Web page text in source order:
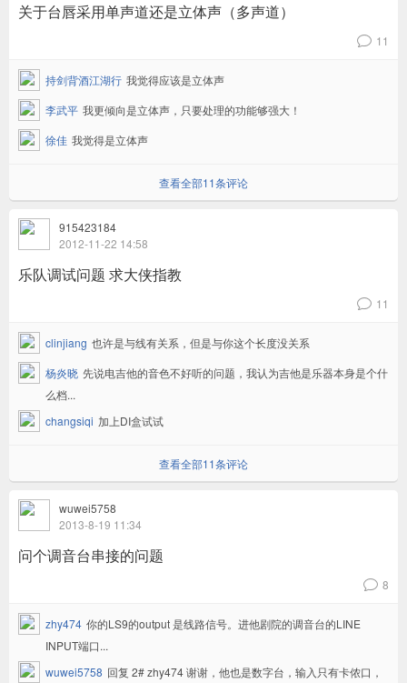
关于台唇采用单声道还是立体声（多声道）
v 11
持剑背酒江湖行 我觉得应该是立体声
李武平 我更倾向是立体声，只要处理的功能够强大！
徐佳 我觉得是立体声
查看全部11条评论
915423184
2012-11-22 14:58
乐队调试问题 求大侠指教
v 11
clinjiang 也许是与线有关系，但是与你这个长度没关系
杨炎晓 先说电吉他的音色不好听的问题，我认为吉他是乐器本身是个什
么档...
changsiqi 加上DI盒试试
查看全部11条评论
wuwei5758
2013-8-19 11:34
问个调音台串接的问题
v 8
zhy474 你的LS9的output 是线路信号。进他剧院的调音台的LINE
INPUT端口...
wuwei5758 回复 2# zhy474 谢谢，他也是数字台，输入只有卡侬口，